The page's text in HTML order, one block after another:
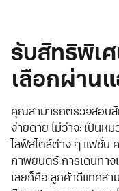
รับสิทธิพิเ
เลือกผ่าน
คุณสามารถตรวจสอบสิ
ง่ายดาย ไม่ว่าจะเป็นห
ไลฟ์สไตล์ต่าง ๆ แฟชั่น
ภาพยนตร์ การเดินทาง
เลยก็คือ ลูกค้าดีแทคสา